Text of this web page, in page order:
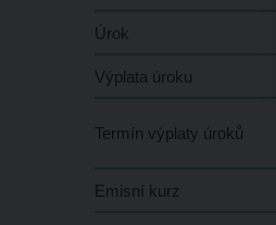
Úrok
Výplata úroku
Termín výplaty úroků
Emisní kurz